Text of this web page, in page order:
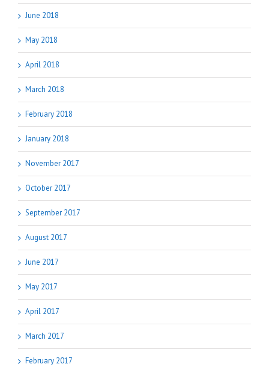
June 2018
May 2018
April 2018
March 2018
February 2018
January 2018
November 2017
October 2017
September 2017
August 2017
June 2017
May 2017
April 2017
March 2017
February 2017